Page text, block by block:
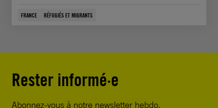
FRANCE RÉFUGIÉS ET MIGRANTS
Rester informé·e
Abonnez-vous à notre newsletter hebdo.